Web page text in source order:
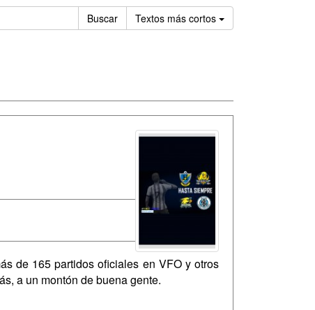
Buscar Textos más cortos Ordenar
de 165 partidos oficiales en VFO y otros
a un montón de buena gente.